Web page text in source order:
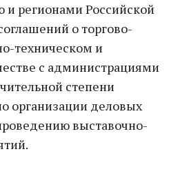
и регионами Российской
о торгово-
техническом и
с администрациями
степени
организации деловых
выставочно-